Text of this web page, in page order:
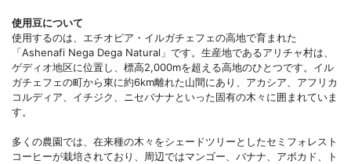
使用豆について
使用するのは、エチオピア・イルガチェフェの高地で育まれた
「Ashenafi Nega Dega Natural」です。生産地であるアリチャ村は、
ゲディオ地区に位置し、標高2,000mを超える高地のひとつです。イル
ガチェフェの町から東に約6km離れた山間にあり、アカシア、アフリカ
コルディア、イチジク、ニセバナナといった固有の木々に囲まれていま
す。
多くの農園では、在来種の木々をシェードツリーとしたセミフォレスト
コーヒーが栽培されており、周辺ではマンゴー、バナナ、アボカド、ト